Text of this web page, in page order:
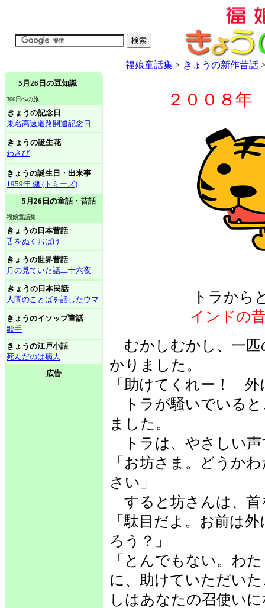
福娘童話集> きょうの新作昔話
5月26日の豆知識
366日への旅
きょうの記念日
東名高速道路開通記念日
きょうの誕生花
わさび
きょうの誕生日・出来事
1959年 健 (トミーズ)
5月26日の童話・昔話
福娘童話集
きょうの日本昔話
舌をぬくおばけ
きょうの世界昔話
月の見ていた話二十六夜
きょうの日本民話
人間のことばを話したウマ
きょうのイソップ童話
歌手
きょうの江戸小話
死んだのは病人
広告
２００８年
トラから
インドの
むかしむかし、一匹
かりました。
「助けてくれー！ 外
トラが騒いでいると
ました。
トラは、やさしい声
「お坊さま。どうか
さい」
すると坊さんは、首
「駄目だよ。お前は
ろう？」
「とんでもない。わ
に、助けていただい
しはあなたの召使い